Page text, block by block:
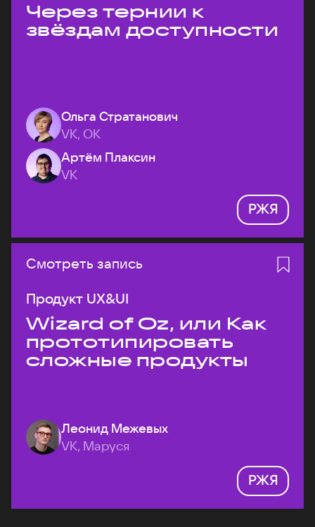
Через тернии к
звёздам доступности
Ольга Стратанович
VK, ОК
Артём Плаксин
VK
РЖЯ
Смотреть запись
Продукт UX&UI
Wizard of Oz, или Как
прототипировать
сложные продукты
Леонид Межевых
VK, Маруся
РЖЯ